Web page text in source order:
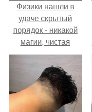
Физики нашли в
удаче скрытый
порядок - никакой
магии, чистая
квантовая
механика.